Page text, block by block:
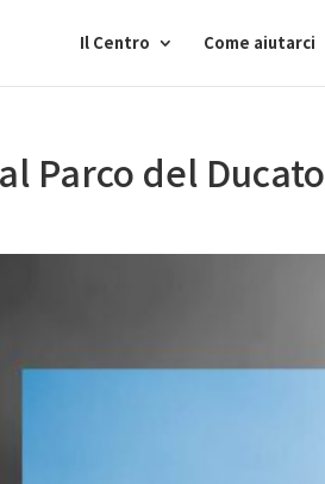
Il Centro Come aiutarci
Parco del Ducato